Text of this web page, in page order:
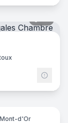
26
d'Or